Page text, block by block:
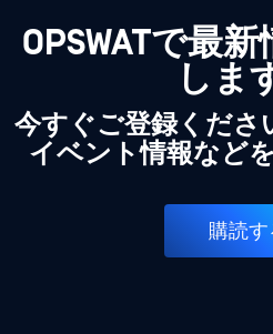
OPSWATで最
しま
今すぐご登録くださ
イベント情報など
購読す